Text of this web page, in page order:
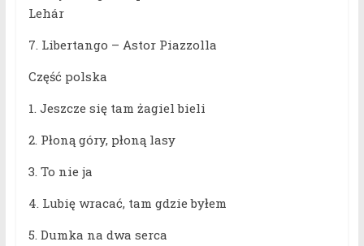
Lehár
7. Libertango – Astor Piazzolla
Część polska
1. Jeszcze się tam żagiel bieli
2. Płoną góry, płoną lasy
3. To nie ja
4. Lubię wracać, tam gdzie byłem
5. Dumka na dwa serca